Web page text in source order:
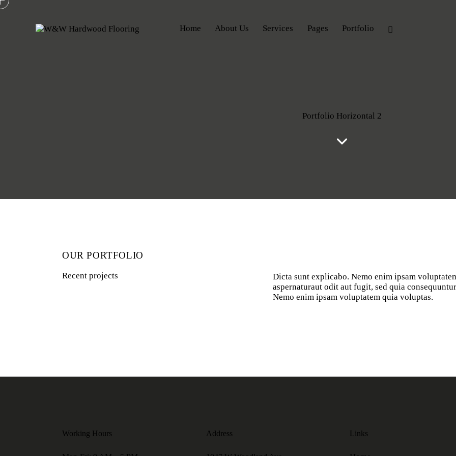
Home About Us Services Pages Portfolio
Portfolio Horizontal 2
OUR PORTFOLIO
Recent projects
Dicta sunt explicabo. Nemo enim ipsam
aspernaturaut odit aut fugit, sed quia
Nemo enim ipsam voluptatem quia voluptas.
Working Hours Address Links